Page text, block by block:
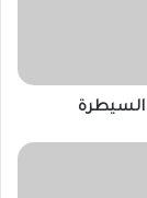
السيطرة